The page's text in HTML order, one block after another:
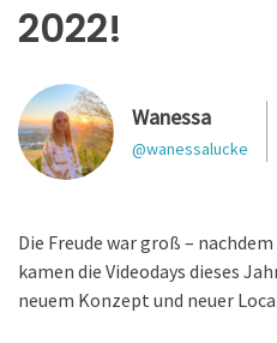
2022!
Wanessa
@wanessalucke
Die Freude war groß –
kamen die Videodays dieses
neuem Konzept und neuer